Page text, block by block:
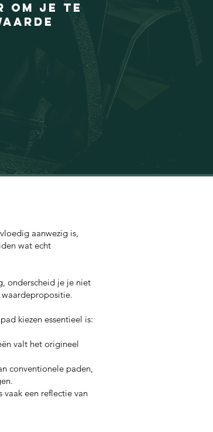
om je te
aanwezig is,
wat echt
onderscheid je je niet
kiezen essentieel is:
valt het origineel
conventionele paden,
een reflectie van